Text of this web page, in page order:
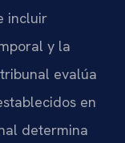
incluir
y la
evalúa
en
determina